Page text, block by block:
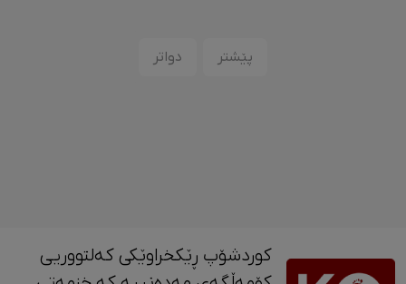
پێشتر دواتر
کوردشۆپ ڕێکخراوێکی کەلتووریی